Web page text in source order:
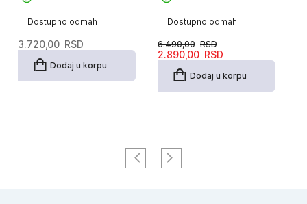
Dostupno odmah
3.720,00 RSD
Dodaj u korpu
Dostupno odmah
6.490,00 RSD
Originalna
2.890,00 RSD
Trenutna
Dodaj u korpu